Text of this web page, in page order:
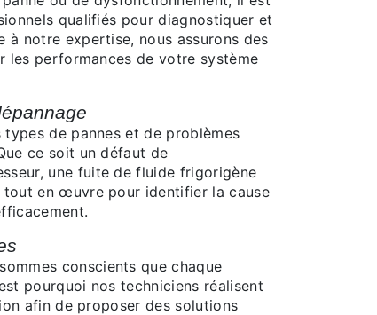
qualifiés pour diagnostiquer et
à notre expertise, nous assurons des
les performances de votre système
de pannes et de problèmes
ce soit un défaut de
une fuite de fluide frigorigène
en œuvre pour identifier la cause
conscients que chaque
pourquoi nos techniciens réalisent
afin de proposer des solutions